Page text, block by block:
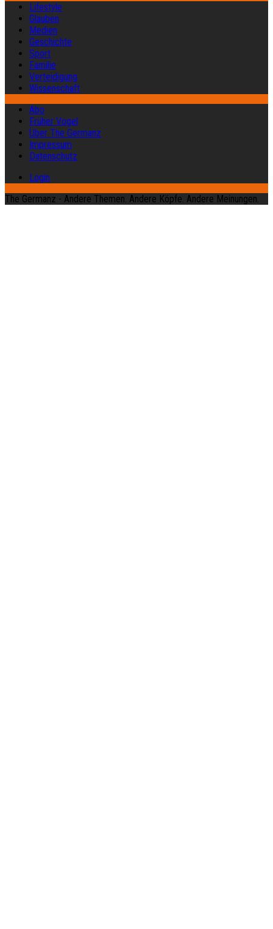
Lifestyle
Glauben
Medien
Geschichte
Sport
Familie
Verteidigung
Wissenschaft
Abo
Früher Vogel
Über The Germanz
Impressum
Datenschutz
Login
The Germanz - Andere Themen. Andere Köpfe. Andere Meinungen.